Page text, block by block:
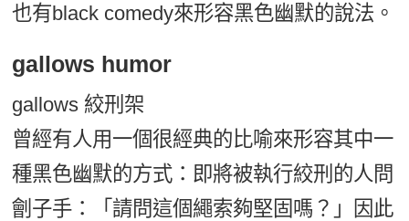
也有black comedy來形容黑色幽默的說法。
gallows humor
gallows 絞刑架
曾經有人用一個很經典的比喻來形容其中一
種黑色幽默的方式：即將被執行絞刑的人問
劊子手：「請問這個繩索夠堅固嗎？」因此